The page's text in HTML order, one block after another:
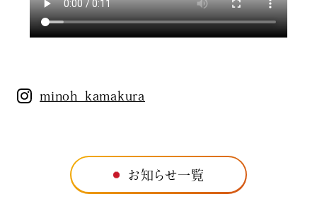
minoh_kamakura
お知らせ一覧